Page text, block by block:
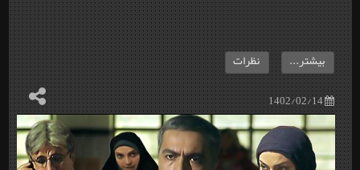
1402/02/14
بیشتر... نظرات